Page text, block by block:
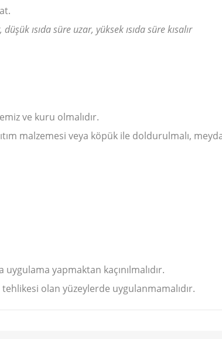
ısıda süre uzar, yüksek ısıda süre kısalır
ve kuru olmalıdır.
malzemesi veya köpük ile doldurulmalı,
yapmaktan kaçınılmalıdır.
olan yüzeylerde uygulanmamalıdır.